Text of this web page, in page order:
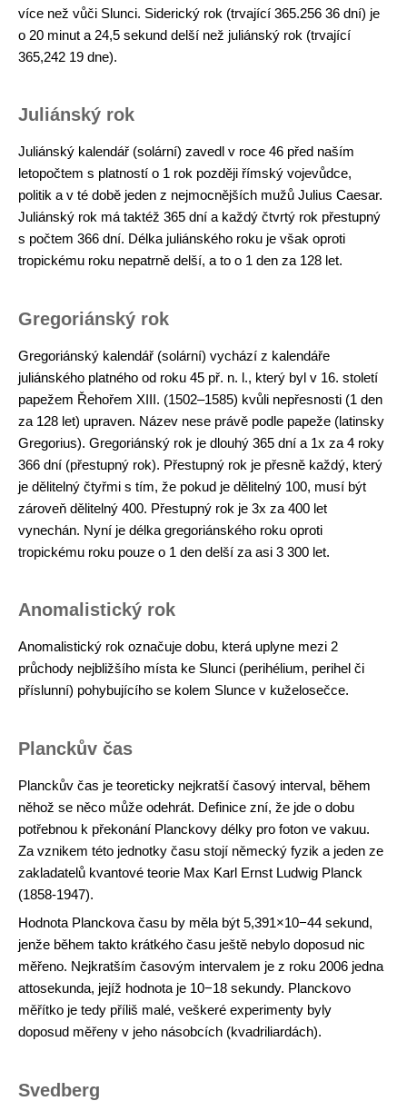
více než vůči Slunci. Siderický rok (trvající 365.256 36 dní) je
o 20 minut a 24,5 sekund delší než juliánský rok (trvající
365,242 19 dne).
Juliánský rok
Juliánský kalendář (solární) zavedl v roce 46 před naším
letopočtem s platností o 1 rok později římský vojevůdce,
politik a v té době jeden z nejmocnějších mužů Julius Caesar.
Juliánský rok má taktéž 365 dní a každý čtvrtý rok přestupný
s počtem 366 dní. Délka juliánského roku je však oproti
tropickému roku nepatrně delší, a to o 1 den za 128 let.
Gregoriánský rok
Gregoriánský kalendář (solární) vychází z kalendáře
juliánského platného od roku 45 př. n. l., který byl v 16. století
papežem Řehořem XIII. (1502–1585) kvůli nepřesnosti (1 den
za 128 let) upraven. Název nese právě podle papeže (latinsky
Gregorius). Gregoriánský rok je dlouhý 365 dní a 1x za 4 roky
366 dní (přestupný rok). Přestupný rok je přesně každý, který
je dělitelný čtyřmi s tím, že pokud je dělitelný 100, musí být
zároveň dělitelný 400. Přestupný rok je 3x za 400 let
vynechán. Nyní je délka gregoriánského roku oproti
tropickému roku pouze o 1 den delší za asi 3 300 let.
Anomalistický rok
Anomalistický rok označuje dobu, která uplyne mezi 2
průchody nejbližšího místa ke Slunci (perihélium, perihel či
příslunní) pohybujícího se kolem Slunce v kuželosečce.
Planckův čas
Planckův čas je teoreticky nejkratší časový interval, během
něhož se něco může odehrát. Definice zní, že jde o dobu
potřebnou k překonání Planckovy délky pro foton ve vakuu.
Za vznikem této jednotky času stojí německý fyzik a jeden ze
zakladatelů kvantové teorie Max Karl Ernst Ludwig Planck
(1858-1947).
Hodnota Planckova času by měla být 5,391×10−44 sekund,
jenže během takto krátkého času ještě nebylo doposud nic
měřeno. Nejkratším časovým intervalem je z roku 2006 jedna
attosekunda, jejíž hodnota je 10−18 sekundy. Planckovo
měřítko je tedy příliš malé, veškeré experimenty byly
doposud měřeny v jeho násobcích (kvadriliardách).
Svedberg